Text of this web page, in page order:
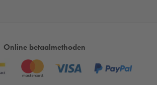
Online betaalmethoden